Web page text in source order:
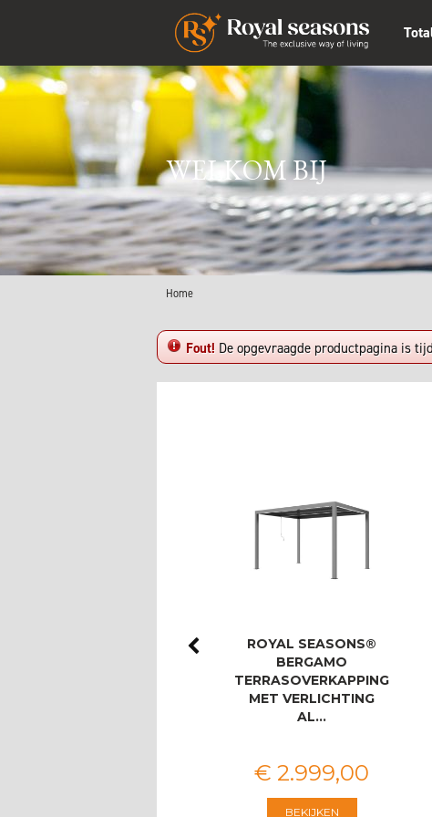
WELKOM BIJ
Home
Fout! De opgevraagde productpagina is
ROYAL SEASONS®
BERGAMO
TERRASOVERKAPPING
MET VERLICHTING
AL…
€ 2.999,00
BEKIJKEN